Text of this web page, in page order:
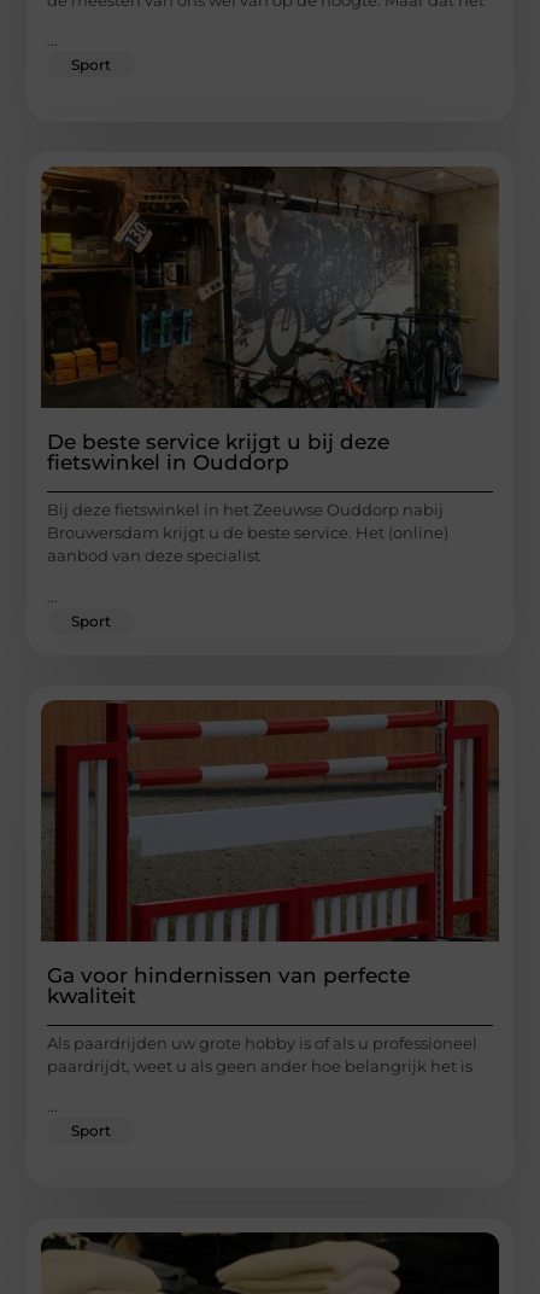
...
Sport
De beste service krijgt u bij deze
fietswinkel in Ouddorp
Bij deze fietswinkel in het Zeeuwse Ouddorp nabij
Brouwersdam krijgt u de beste service. Het (online)
aanbod van deze specialist
Sport
Ga voor hindernissen van perfecte
kwaliteit
Als paardrijden uw grote hobby is of als u professioneel
paardrijdt, weet u als geen ander hoe belangrijk het is
Sport